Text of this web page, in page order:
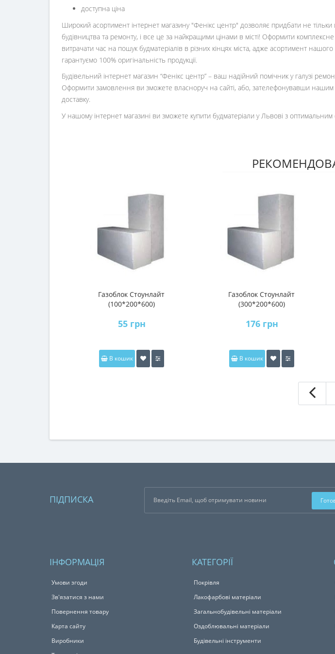
доступна ціна
Широкий асортимент інтернет магазину "Фенікс центр" дозволяє придбати не
будівництва та ремонту, і все це за найкращими цінами в місті! Оформити
витрачати час на пошук будматеріалів в різних кінцях міста, адже асортимент
гарантуємо 100% оригінальність продукції.
Будівельний інтернет магазин “Фенікс центр” – ваш надійний помічник у галузі
Оформити замовлення ви зможете власноруч на сайті, або, зателефонувавши
доставку.
У нашому інтернет магазині ви зможете купити будматеріали у Львові з оптимальним
Газоблок Стоунлайт
(100*200*600)
55 грн
В кошик
Газоблок Стоунлайт
(300*200*600)
176 грн
В кошик
ПІДПИСКА
ІНФОРМАЦІЯ
Умови згоди
Зв'язатися з нами
Повернення товару
Карта сайту
Виробники
КАТЕГОРІЇ
Покрівля
Лакофарбові матеріали
Загальнобудівельні матеріали
Оздоблювальні матеріали
Будівельні інструменти